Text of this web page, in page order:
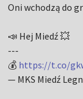
Oni wchodzą do
📣 Hej Miedź 💥
---
💰 https://t.co/
— MKS Miedź